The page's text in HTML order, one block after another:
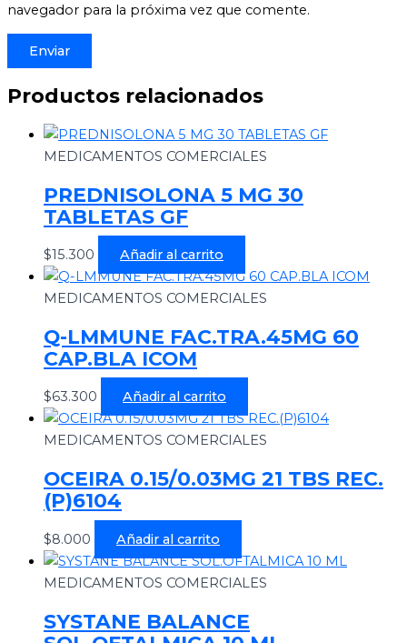
navegador para la próxima vez que comente.
Productos relacionados
MEDICAMENTOS COMERCIALES
PREDNISOLONA 5 MG 30
TABLETAS GF
$15.300 Añadir al carrito
MEDICAMENTOS COMERCIALES
Q-LMMUNE FAC.TRA.45MG 60
CAP.BLA ICOM
$63.300 Añadir al carrito
MEDICAMENTOS COMERCIALES
OCEIRA 0.15/0.03MG 21 TBS REC.
(P)6104
$8.000 Añadir al carrito
MEDICAMENTOS COMERCIALES
SYSTANE BALANCE